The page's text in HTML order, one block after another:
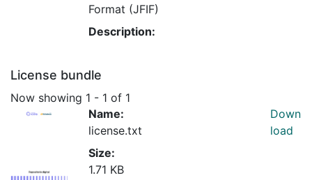
Format (JFIF)
Description:
License bundle
Now showing 1 - 1 of 1
Name:
license.txt
Size:
1.71 KB
Down
load